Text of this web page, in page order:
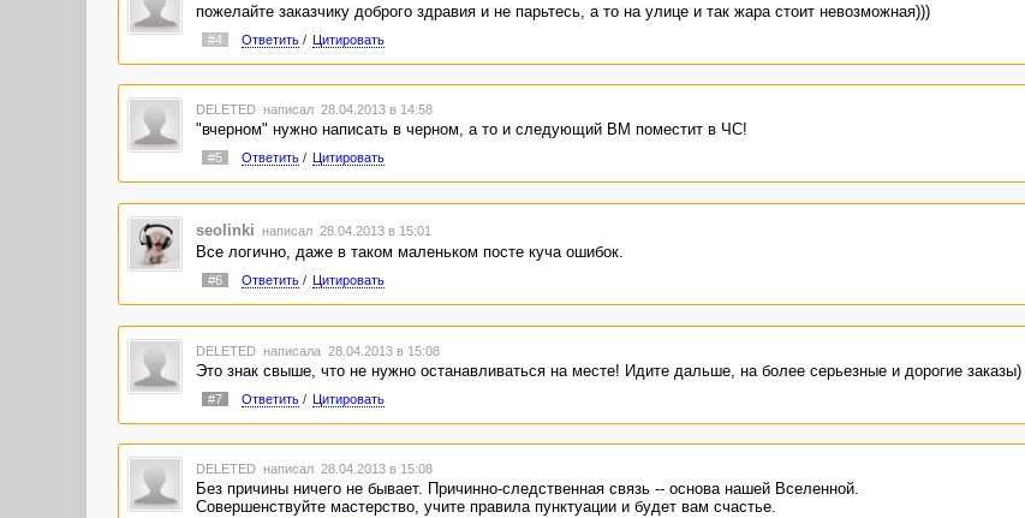
пожелайте заказчику доброго здравия и не парьтесь, а то на улице и так жара стоит невозможная)))
#4 Ответить/ Цитировать
DELETED написал 28.04.2013 в 14:58
"вчерном" нужно написать в черном, а то и следующий ВМ поместит в ЧС!
#5 Ответить/ Цитировать
seolinki написал 28.04.2013 в 15:01
Все логично, даже в таком маленьком посте куча ошибок.
#6 Ответить/ Цитировать
DELETED написала 28.04.2013 в 15:08
Это знак свыше, что не нужно останавливаться на месте! Идите дальше, на более серьезные и дорогие заказы)
#7 Ответить/ Цитировать
DELETED написал 28.04.2013 в 15:08
Без причины ничего не бывает. Причинно-следственная связь -- основа нашей Вселенной.
Совершенствуйте мастерство, учите правила пунктуации и будет вам счастье.